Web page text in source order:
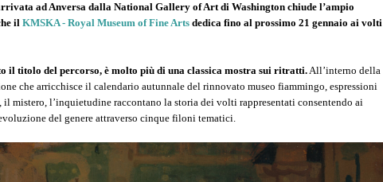
ad Anversa dalla National Gallery of Art di Washington chiude l’ampio
il KMSKA - Royal Museum of Fine Arts dedica fino al prossimo 21 gennaio ai volti
il titolo del percorso, è molto più di una classica mostra sui ritratti.All’interno della
che arricchisce il calendario autunnale del rinnovato museo fiammingo, espressioni
il mistero, l’inquietudine raccontano la storia dei volti rappresentati consentendo ai
del genere attraverso cinque filoni tematici.